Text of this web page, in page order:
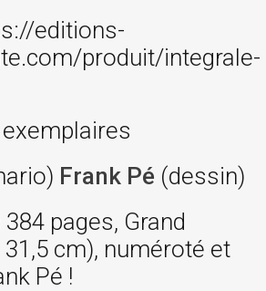
editions-
produit/integrale-
Frank Pé (dessin)
pages, Grand
cm), numéroté et
Pé !